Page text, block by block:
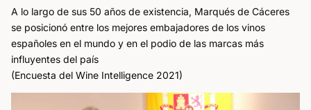
A lo largo de sus 50 años de existencia, Marqués de Cáceres
se posicionó entre los mejores embajadores de los vinos
españoles en el mundo y en el podio de las marcas más
influyentes del país
(Encuesta del Wine Intelligence 2021)